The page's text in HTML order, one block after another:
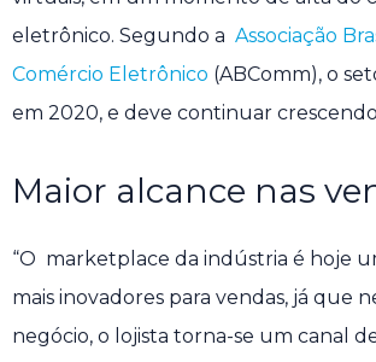
eletrônico. Segundo a Associação
Comércio Eletrônico (ABComm), o
em 2020, e deve continuar
Maior alcance nas
“O marketplace da indústria é hoje
mais inovadores para vendas, já que
negócio, o lojista torna-se um canal